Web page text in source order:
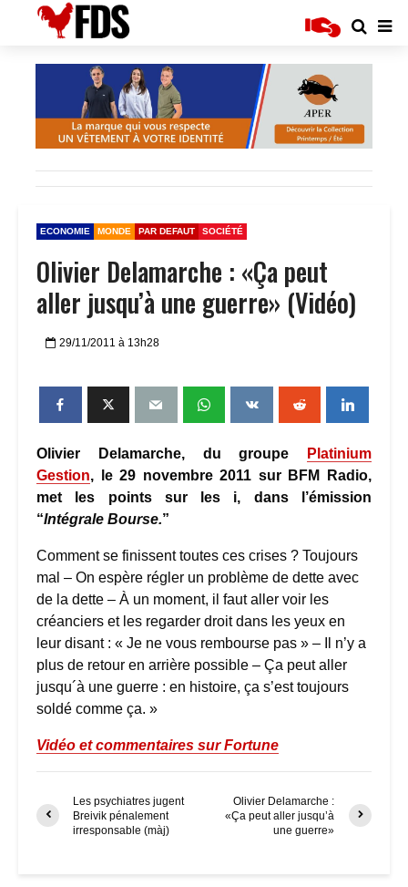
ECONOMIE MONDE PAR DEFAUT SOCIÉTÉ
Olivier Delamarche : «Ça peut
aller jusqu’à une guerre» (Vidéo)
29/11/2011 à 13h28
Olivier Delamarche, du groupe
Platinium
Gestion, le 29 novembre 2011 sur BFM Radio,
met les points sur les i, dans l’émission
“Intégrale Bourse.”
Comment se finissent toutes ces crises ? Toujours
mal – On espère régler un problème de dette avec
de la dette – À un moment, il faut aller voir les
créanciers et les regarder droit dans les yeux en
leur disant : « Je ne vous rembourse pas » – Il n’y a
plus de retour en arrière possible – Ça peut aller
jusqu´à une guerre : en histoire, ça s’est toujours
soldé comme ça. »
Vidéo et commentaires sur Fortune
Les psychiatres jugent
Breivik pénalement
irresponsable (màj)
Olivier Delamarche :
«Ça peut aller jusqu’à
une guerre»